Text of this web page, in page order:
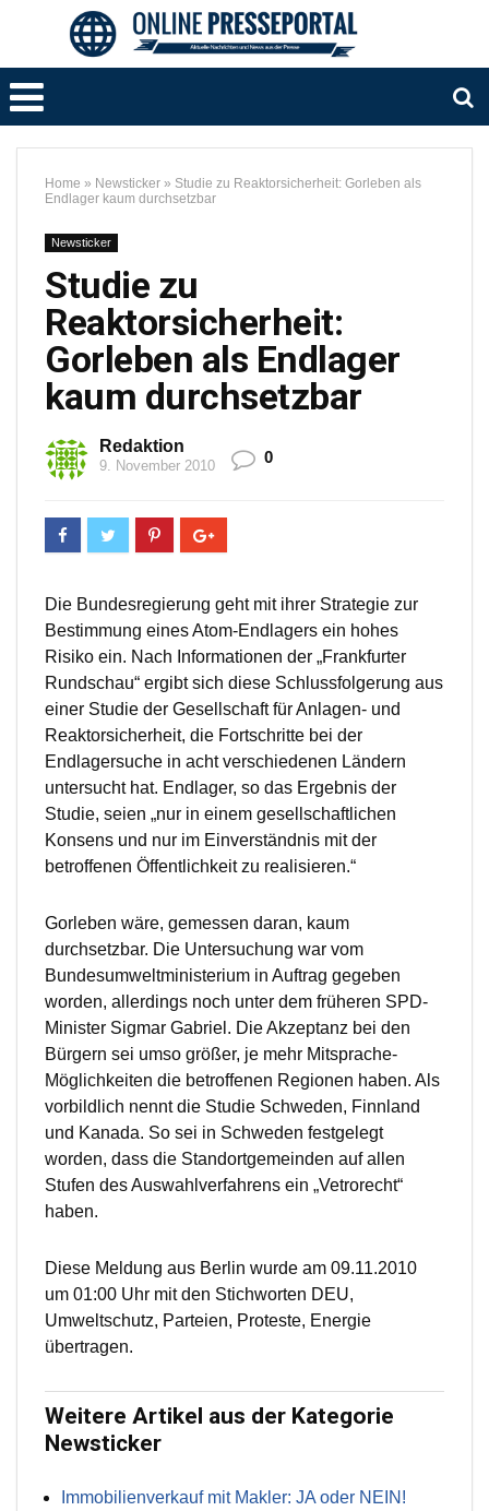
Home » Newsticker » Studie zu Reaktorsicherheit: Gorleben als
Endlager kaum durchsetzbar
Newsticker
Studie zu
Reaktorsicherheit:
Gorleben als Endlager
kaum durchsetzbar
Redaktion
9. November 2010 0
Die Bundesregierung geht mit ihrer Strategie zur
Bestimmung eines Atom-Endlagers ein hohes
Risiko ein. Nach Informationen der „Frankfurter
Rundschau“ ergibt sich diese Schlussfolgerung aus
einer Studie der Gesellschaft für Anlagen- und
Reaktorsicherheit, die Fortschritte bei der
Endlagersuche in acht verschiedenen Ländern
untersucht hat. Endlager, so das Ergebnis der
Studie, seien „nur in einem gesellschaftlichen
Konsens und nur im Einverständnis mit der
betroffenen Öffentlichkeit zu realisieren.“
Gorleben wäre, gemessen daran, kaum
durchsetzbar. Die Untersuchung war vom
Bundesumweltministerium in Auftrag gegeben
worden, allerdings noch unter dem früheren SPD-
Minister Sigmar Gabriel. Die Akzeptanz bei den
Bürgern sei umso größer, je mehr Mitsprache-
Möglichkeiten die betroffenen Regionen haben. Als
vorbildlich nennt die Studie Schweden, Finnland
und Kanada. So sei in Schweden festgelegt
worden, dass die Standortgemeinden auf allen
Stufen des Auswahlverfahrens ein „Vetrorecht“
haben.
Diese Meldung aus Berlin wurde am 09.11.2010
um 01:00 Uhr mit den Stichworten DEU,
Umweltschutz, Parteien, Proteste, Energie
übertragen.
Weitere Artikel aus der Kategorie
Newsticker
Immobilienverkauf mit Makler: JA oder NEIN!